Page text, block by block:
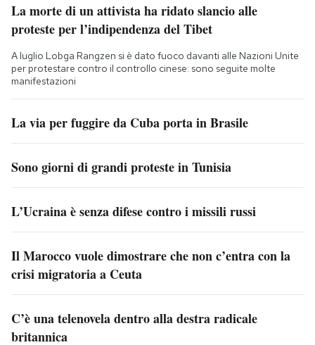
La morte di un attivista ha ridato slancio alle
proteste per l’indipendenza del Tibet
A luglio Lobga Rangzen si è dato fuoco davanti alle Nazioni Unite
per protestare contro il controllo cinese: sono seguite molte
manifestazioni
La via per fuggire da Cuba porta in Brasile
Sono giorni di grandi proteste in Tunisia
L’Ucraina è senza difese contro i missili russi
Il Marocco vuole dimostrare che non c’entra con la
crisi migratoria a Ceuta
C’è una telenovela dentro alla destra radicale
britannica